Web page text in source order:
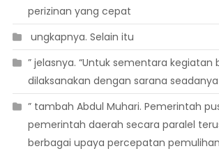
perizinan yang cepat
 ungkapnya. Selain itu
” jelasnya. “Untuk sementara
dilaksanakan dengan sarana seadanya
” tambah Abdul Muhari. Pemerintah
pemerintah daerah secara paralel
berbagai upaya percepatan pemulihan